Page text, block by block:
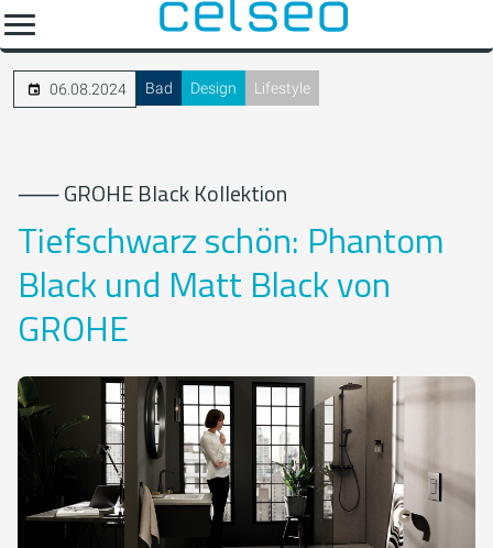
06.08.2024 Bad Design Lifestyle
⸺ GROHE Black Kollektion
Tiefschwarz schön: Phantom
Black und Matt Black von
GROHE